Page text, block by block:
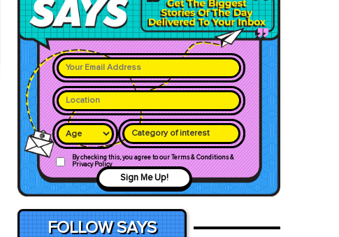
Category of interest
By checking this, you agree to our Terms & Conditions &
Privacy Policy
Sign Me Up!
FOLLOW SAYS